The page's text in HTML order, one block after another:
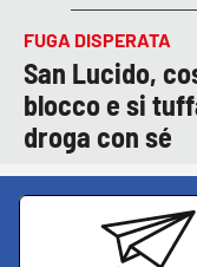
FUGA DISPERATA
San Lucido,
blocco e si
droga con sé